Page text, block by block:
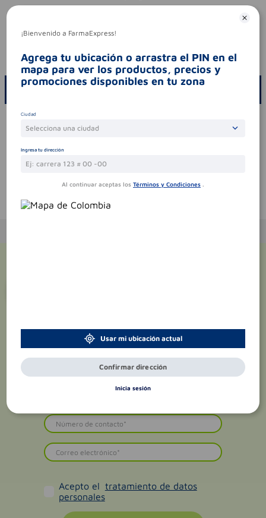
contraindicaciones
contraindicaciones
codigo invima nsoc43171-11co
ESCRIBE UN COMENTARIO
Por favor, inicie sesión para escribir un comentario
Te puede interesar
Acepto el tratamiento de datos
personales
¡Bienvenido a FarmaExpress!
Agrega tu ubicación o arrastra el PIN en el
mapa para ver los productos, precios y
promociones disponibles en tu zona
Ciudad
Selecciona una ciudad
Ingresa tu dirección
Al continuar aceptas los Términos y Condiciones .
Usar mi ubicación actual
Confirmar dirección
Inicia sesión